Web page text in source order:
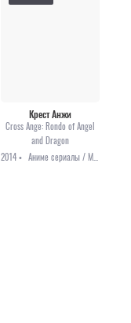
Крест Анжи
Cross Ange: Rondo of Angel
and Dragon
2014 •